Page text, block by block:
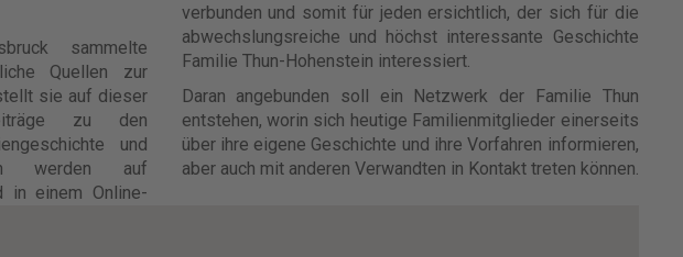
sammelte
Quellen zur
sie auf dieser
zu den
und
werden auf
in einem Online-
verbunden und somit für jeden ersichtlich, der sich für die
abwechslungsreiche und höchst interessante Geschichte
Familie Thun-Hohenstein interessiert.
Daran angebunden soll ein Netzwerk der Familie Thun
entstehen, worin sich heutige Familienmitglieder einerseits
über ihre eigene Geschichte und ihre Vorfahren informieren,
aber auch mit anderen Verwandten in Kontakt treten können.